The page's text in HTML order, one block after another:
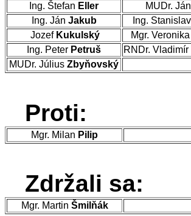
Ing. Štefan Eller MUDr. Ján
Ing. Ján Jakub Ing. Stanislav
Jozef Kukulský Mgr. Veronika
Ing. Peter Petruš RNDr. Vladimír
MUDr. Július Zbyňovský
Proti:
Mgr. Milan Pilip
Zdržali sa:
Mgr. Martin Šmilňák